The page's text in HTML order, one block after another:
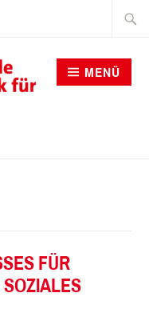
Suche
MENÜ
FÜR